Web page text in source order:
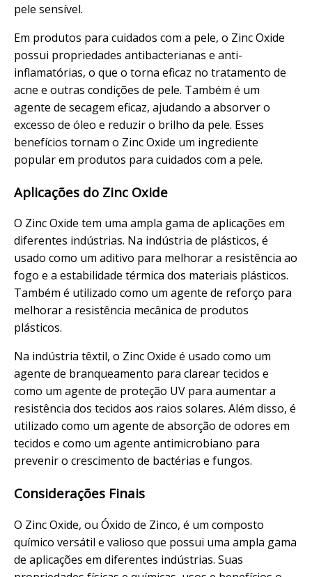
pele sensível.
Em produtos para cuidados com a pele, o Zinc Oxide
possui propriedades antibacterianas e anti-
inflamatórias, o que o torna eficaz no tratamento de
acne e outras condições de pele. Também é um
agente de secagem eficaz, ajudando a absorver o
excesso de óleo e reduzir o brilho da pele. Esses
benefícios tornam o Zinc Oxide um ingrediente
popular em produtos para cuidados com a pele.
Aplicações do Zinc Oxide
O Zinc Oxide tem uma ampla gama de aplicações em
diferentes indústrias. Na indústria de plásticos, é
usado como um aditivo para melhorar a resistência ao
fogo e a estabilidade térmica dos materiais plásticos.
Também é utilizado como um agente de reforço para
melhorar a resistência mecânica de produtos
plásticos.
Na indústria têxtil, o Zinc Oxide é usado como um
agente de branqueamento para clarear tecidos e
como um agente de proteção UV para aumentar a
resistência dos tecidos aos raios solares. Além disso, é
utilizado como um agente de absorção de odores em
tecidos e como um agente antimicrobiano para
prevenir o crescimento de bactérias e fungos.
Considerações Finais
O Zinc Oxide, ou Óxido de Zinco, é um composto
químico versátil e valioso que possui uma ampla gama
de aplicações em diferentes indústrias. Suas